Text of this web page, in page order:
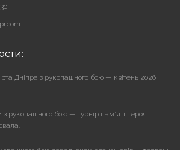
Дніпра з рукопашного бою — квітень 2026
рукопашного бою — турнір пам’яті Героя